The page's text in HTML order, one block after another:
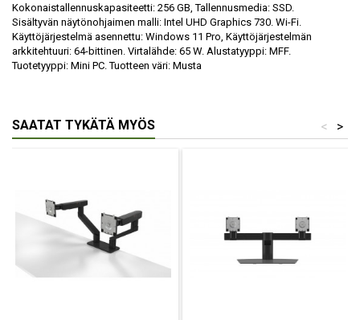
Kokonaistallennuskapasiteetti: 256 GB, Tallennusmedia: SSD.
Sisältyvän näytönohjaimen malli: Intel UHD Graphics 730. Wi-Fi.
Käyttöjärjestelmä asennettu: Windows 11 Pro, Käyttöjärjestelmän
arkkitehtuuri: 64-bittinen. Virtalähde: 65 W. Alustatyyppi: MFF.
Tuotetyyppi: Mini PC. Tuotteen väri: Musta
SAATAT TYKÄTÄ MYÖS >
<